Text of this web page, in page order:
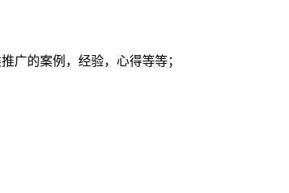
广的案例，经验，心得等等；